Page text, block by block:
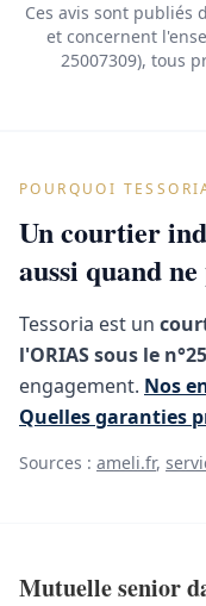
Ces avis sont publiés
et concernent
25007309), tous
POURQUOI
Un courtier
aussi quand
Tessoria est un
l'ORIAS sous le
engagement. Nos
Quelles garanties
Sources : ameli.fr,
Mutuelle senior